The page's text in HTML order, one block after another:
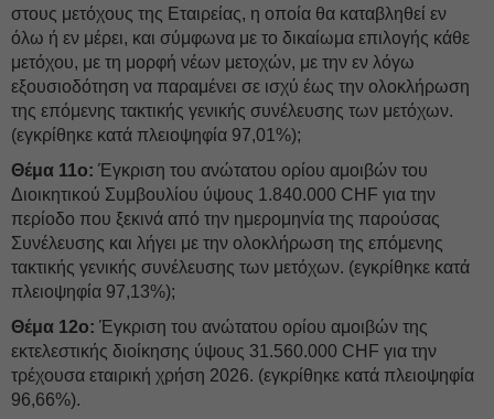
στους μετόχους της Εταιρείας, η οποία θα καταβληθεί εν
όλω ή εν μέρει, και σύμφωνα με το δικαίωμα επιλογής κάθε
μετόχου, με τη μορφή νέων μετοχών, με την εν λόγω
εξουσιοδότηση να παραμένει σε ισχύ έως την ολοκλήρωση
της επόμενης τακτικής γενικής συνέλευσης των μετόχων.
(εγκρίθηκε κατά πλειοψηφία 97,01%);
Θέμα 11ο: Έγκριση του ανώτατου ορίου αμοιβών του
Διοικητικού Συμβουλίου ύψους 1.840.000 CHF για την
περίοδο που ξεκινά από την ημερομηνία της παρούσας
Συνέλευσης και λήγει με την ολοκλήρωση της επόμενης
τακτικής γενικής συνέλευσης των μετόχων. (εγκρίθηκε κατά
πλειοψηφία 97,13%);
Θέμα 12ο: Έγκριση του ανώτατου ορίου αμοιβών της
εκτελεστικής διοίκησης ύψους 31.560.000 CHF για την
τρέχουσα εταιρική χρήση 2026. (εγκρίθηκε κατά πλειοψηφία
96,66%).